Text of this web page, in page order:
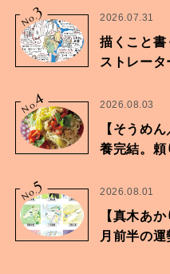
No.
3 2026.07.31
描くこと
ストレー
No.
4 2026.08.03
【そうめ
養完結。頼
No.
5 2026.08.01
【真木あ
月前半の運